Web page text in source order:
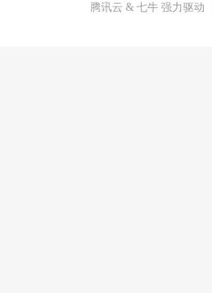
腾讯云 & 七牛强力驱动